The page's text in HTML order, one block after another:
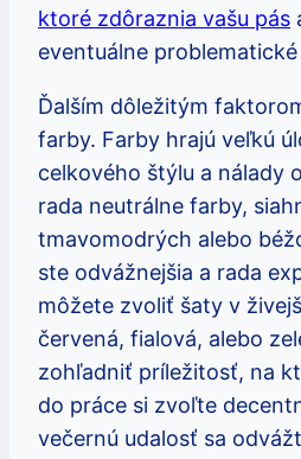
ktoré zdôraznia vašu pás
eventuálne
Ďalším dôležitým
farby. Farby hrajú veľkú
celkového štýlu a nálady
rada neutrálne farby,
tmavomodrých alebo
ste odvážnejšia a rada
môžete zvoliť šaty v
červená, fialová, alebo
zohľadniť príležitosť, na
do práce si zvoľte
večernú udalosť sa